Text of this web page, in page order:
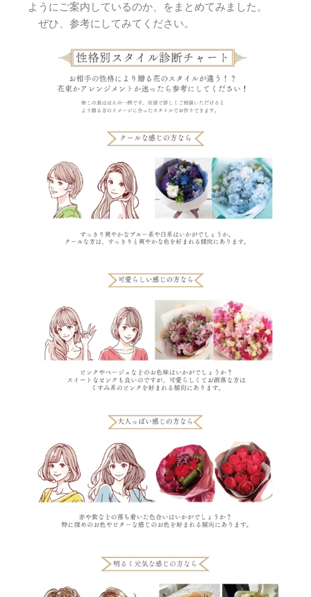
ようにご案内しているのか、をまとめてみました。
ぜひ、参考にしてみてください。